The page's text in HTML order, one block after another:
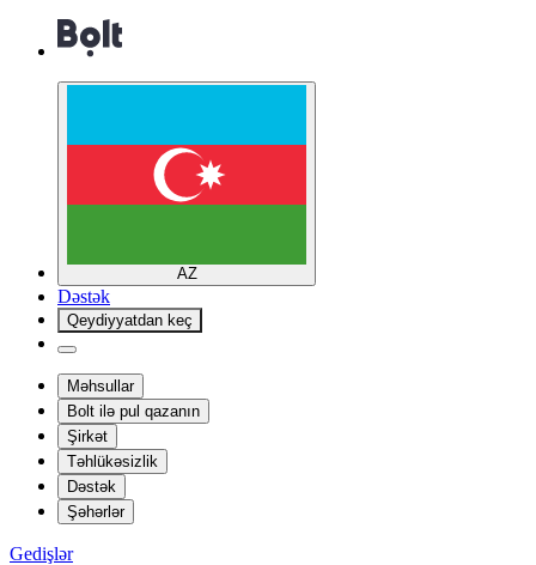
AZ
Dəstək
Qeydiyyatdan keç
Məhsullar
Bolt ilə pul qazanın
Şirkət
Təhlükəsizlik
Dəstək
Şəhərlər
Gedişlər